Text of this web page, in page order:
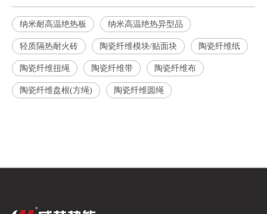
纳米耐高温绝热板 纳米高温绝热异型品
轻质隔热耐火砖 陶瓷纤维模块/贴面块 陶瓷纤维纸
陶瓷纤维扭绳 陶瓷纤维带 陶瓷纤维布
陶瓷纤维盘根(方绳) 陶瓷纤维圆绳